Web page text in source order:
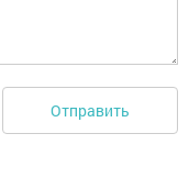
Отправить